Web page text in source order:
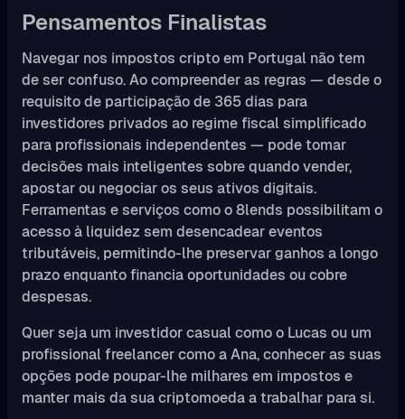
Pensamentos Finalistas
Navegar nos impostos cripto em Portugal não tem
de ser confuso. Ao compreender as regras — desde o
requisito de participação de 365 dias para
investidores privados ao regime fiscal simplificado
para profissionais independentes — pode tomar
decisões mais inteligentes sobre quando vender,
apostar ou negociar os seus ativos digitais.
Ferramentas e serviços como o 8lends possibilitam o
acesso à liquidez sem desencadear eventos
tributáveis, permitindo-lhe preservar ganhos a longo
prazo enquanto financia oportunidades ou cobre
despesas.
Quer seja um investidor casual como o Lucas ou um
profissional freelancer como a Ana, conhecer as suas
opções pode poupar-lhe milhares em impostos e
manter mais da sua criptomoeda a trabalhar para si.